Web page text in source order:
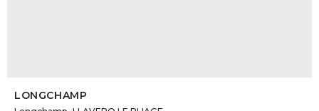
LONGCHAMP